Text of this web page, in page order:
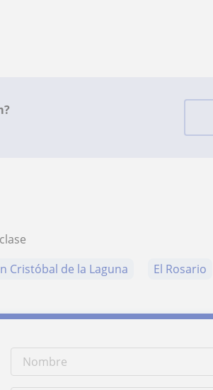
Cristóbal de la Laguna El Rosario